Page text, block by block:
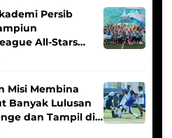
Persib
All-Stars
Misi Membina
Banyak Lulusan
dan Tampil di